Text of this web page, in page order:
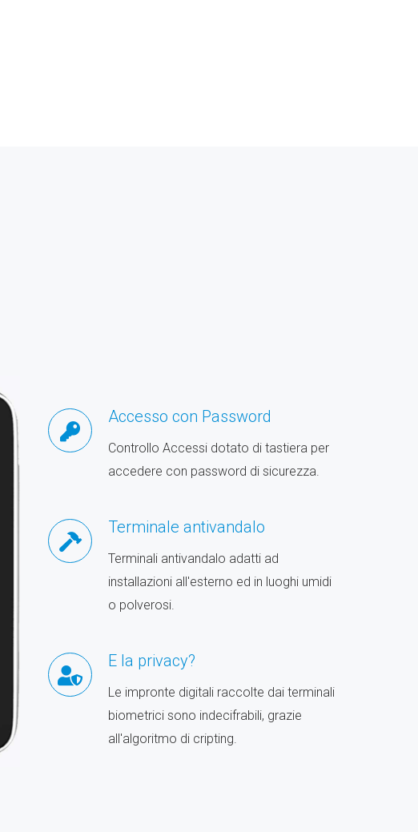
Accesso con Password
Controllo Accessi dotato di tastiera per
accedere con password di sicurezza.
Terminale antivandalo
Terminali antivandalo adatti ad
installazioni all'esterno ed in luoghi umidi
o polverosi.
E la privacy?
Le impronte digitali raccolte dai terminali
biometrici sono indecifrabili, grazie
all'algoritmo di cripting.